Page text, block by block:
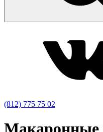
(812) 775 75 02